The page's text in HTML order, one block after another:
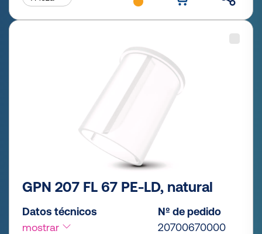
GPN 207 FL 67 PE-LD, natural
Datos técnicos
mostrar
Nº de pedido
20700670000